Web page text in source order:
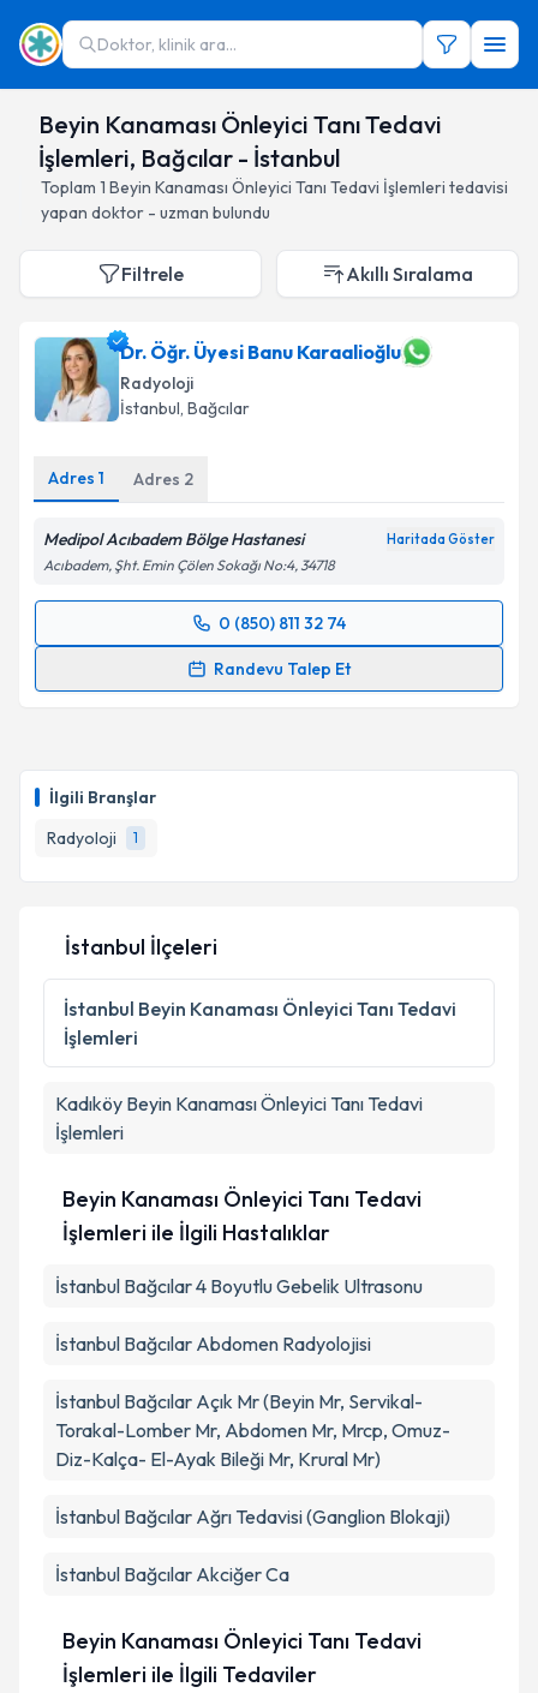
Doktor, klinik ara...
Beyin Kanaması Önleyici Tanı Tedavi
İşlemleri, Bağcılar - İstanbul
Toplam 1 Beyin Kanaması Önleyici Tanı Tedavi İşlemleri tedavisi
yapan doktor - uzman bulundu
İlgili Branşlar
Radyoloji
1
Filtrele Akıllı Sıralama
Dr. Öğr. Üyesi Banu Karaalioğlu
Radyoloji
İstanbul, Bağcılar
Adres 1 Adres 2
Medipol Acıbadem Bölge Hastanesi Haritada Göster
Acıbadem, Şht. Emin Çölen Sokağı No:4, 34718
0 (850) 811 32 74
Randevu Talep Et
Randevu Takvimi Talebi
bilgilendireceğiz.
E-posta Adresiniz
Kişisel verilerimin işlenmesine ilişkin
Metni'ni okudum ve kişisel verilerimin belirtilen
kapsamda işlenmesini kabul ediyorum.
İstanbul İlçeleri
İstanbul Beyin Kanaması Önleyici Tanı Tedavi
İşlemleri
Kadıköy Beyin Kanaması Önleyici Tanı Tedavi
İşlemleri
Beyin Kanaması Önleyici Tanı Tedavi
İşlemleri ile İlgili Hastalıklar
İstanbul Bağcılar 4 Boyutlu Gebelik Ultrasonu
İstanbul Bağcılar Abdomen Radyolojisi
İstanbul Bağcılar Açık Mr (Beyin Mr, Servikal-
Torakal-Lomber Mr, Abdomen Mr, Mrcp, Omuz-
Diz-Kalça- El-Ayak Bileği Mr, Krural Mr)
İstanbul Bağcılar Ağrı Tedavisi (Ganglion Blokaji)
İstanbul Bağcılar Akciğer Ca
Beyin Kanaması Önleyici Tanı Tedavi
İşlemleri ile İlgili Tedaviler